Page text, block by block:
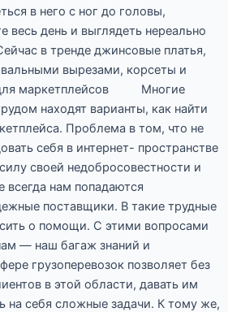
в него с ног до головы,
весь день и выглядеть нереально
в тренде джинсовые платья,
вырезами, корсеты и
для маркетплейсов Многие
находят варианты, как найти
Проблема в том, что не
себя в интернет- пространстве
своей недобросовестности и
всегда нам попадаются
поставщики. В такие трудные
о помощи. С этими вопросами
— наш багаж знаний и
грузоперевозок позволяет без
в этой области, давать им
на себя сложные задачи. К тому же,